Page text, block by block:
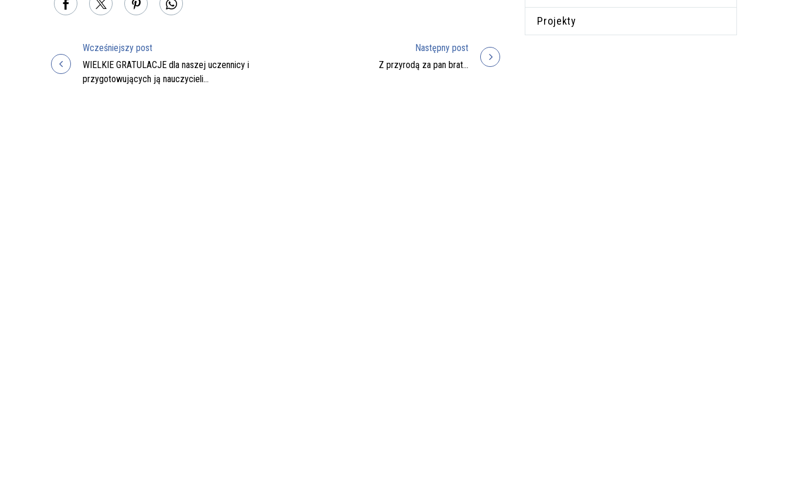
Nawigacja
wpisu
Wcześniejszy post
WIELKIE GRATULACJE dla naszej uczennicy i
przygotowujących ją nauczycieli…
Następny post
Z przyrodą za pan brat…
Projekty